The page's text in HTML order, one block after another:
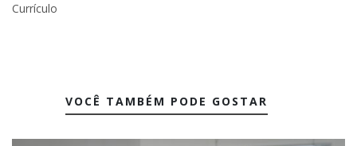
Currículo
VOCÊ TAMBÉM PODE GOSTAR